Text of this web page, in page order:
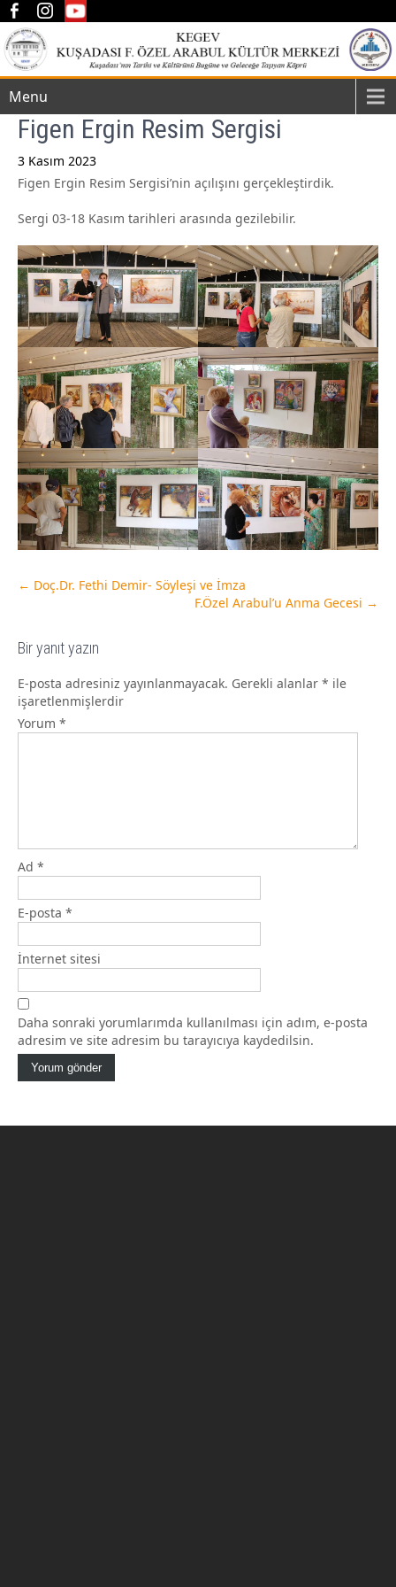
Menu
Figen Ergin Resim Sergisi
3 Kasım 2023
Figen Ergin Resim Sergisi’nin açılışını gerçekleştirdik.
Sergi 03-18 Kasım tarihleri arasında gezilebilir.
Post
navigation
← Doç.Dr. Fethi Demir- Söyleşi ve İmza
F.Özel Arabul’u Anma Gecesi →
Bir yanıt yazın
E-posta adresiniz yayınlanmayacak. Gerekli alanlar * ile
işaretlenmişlerdir
Yorum *
Ad *
E-posta *
İnternet sitesi
Daha sonraki yorumlarımda kullanılması için adım, e-posta
adresim ve site adresim bu tarayıcıya kaydedilsin.